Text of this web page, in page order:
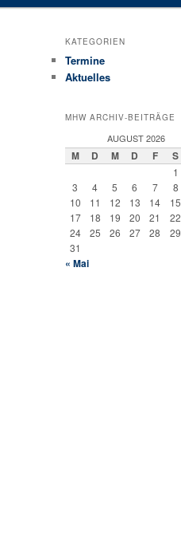
KATEGORIEN
Termine
Aktuelles
MHW ARCHIV-BEITRÄGE
AUGUST 2026
M D M D F S
1
3
4 5 6 7 8
10
11 12 13 14 15
17
18 19 20 21 22
24
25 26 27 28 29
31
« Mai